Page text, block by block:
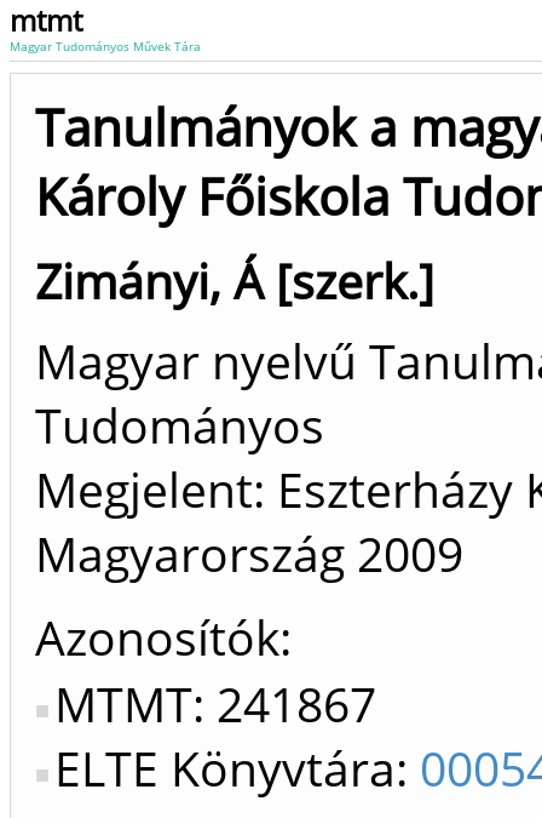
mtmt
Magyar Tudományos Művek Tára
Tanulmányok a
Károly Főiskola
Zimányi, Á [szerk.]
Magyar nyelvű
Tudományos
Megjelent: Eszterházy
Magyarország 2009
Azonosítók
MTMT: 241867
ELTE Könyvtára: